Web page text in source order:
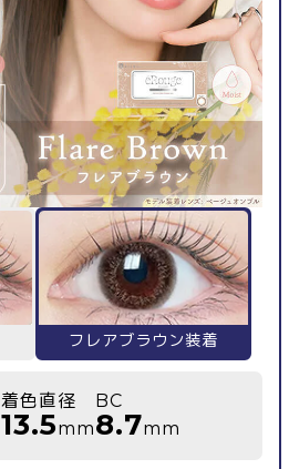
フレアブラウン装着
着色直径
13.5mm
BC
8.7mm